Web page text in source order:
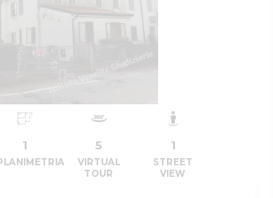
1 5
VIRTUAL
TOUR
1
STREET
VIEW